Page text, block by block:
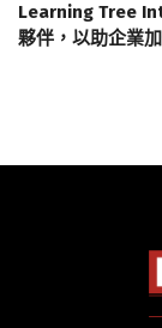
Learning Tree
夥伴，以助企業